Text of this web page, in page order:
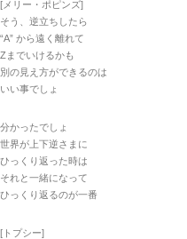
[メリー・ポピンズ]
そう、逆立ちしたら
“A” から遠く離れて
Zまでいけるかも
別の見え方ができるのは
いい事でしょ
分かったでしょ
世界が上下逆さまに
ひっくり返った時は
それと一緒になって
ひっくり返るのが一番
[トプシー]